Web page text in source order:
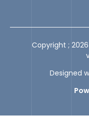
Copyright ;
Designed